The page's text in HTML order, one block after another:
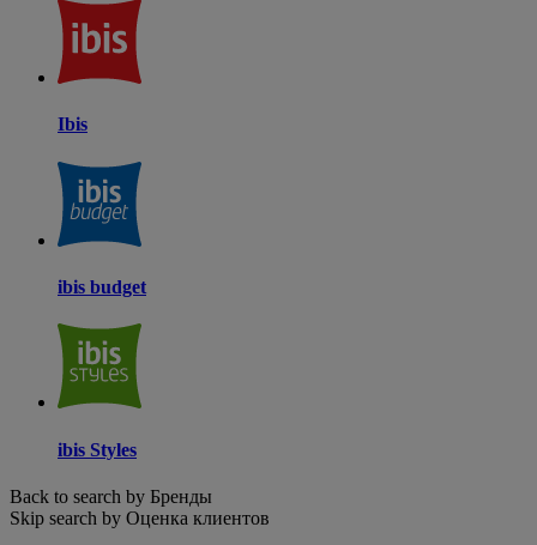
Ibis
ibis budget
ibis Styles
Back to search by Бренды
Skip search by Оценка клиентов